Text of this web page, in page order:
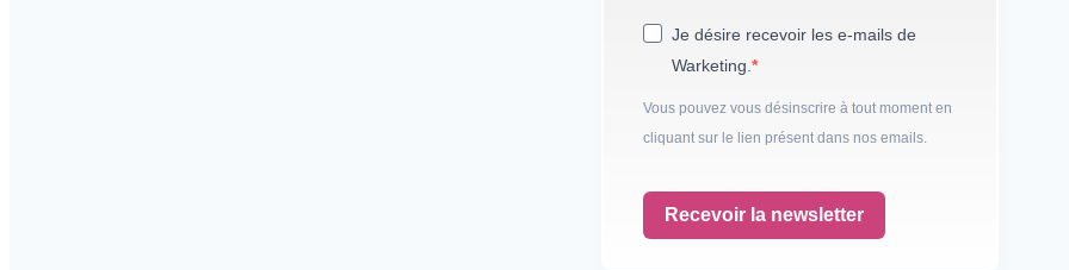
Je désire recevoir les e-mails de
Warketing.
Vous pouvez vous désinscrire à tout moment en
cliquant sur le lien présent dans nos emails.
Recevoir la newsletter